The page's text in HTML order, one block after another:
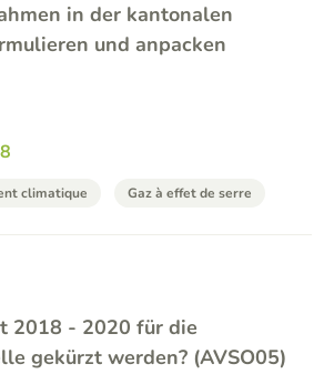
in der kantonalen
und anpacken
climatique Gaz à effet de serre
2018 - 2020 für die
gekürzt werden? (AVSO05)